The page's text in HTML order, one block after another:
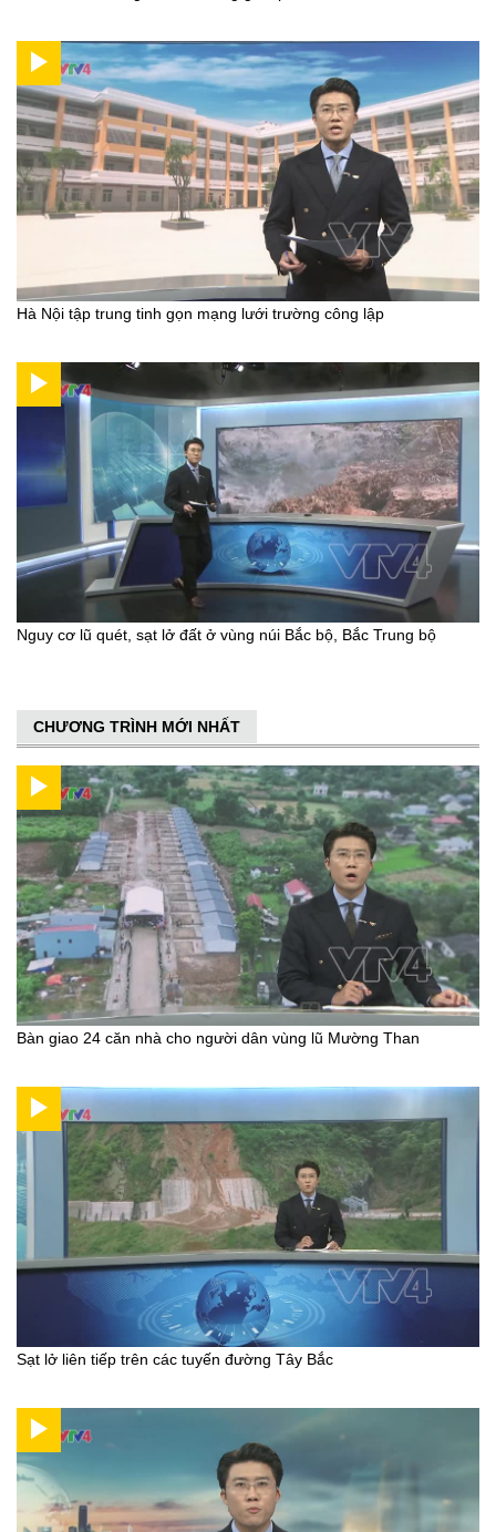
Hà Nội tập trung tinh gọn mạng lưới trường công lập
Nguy cơ lũ quét, sạt lở đất ở vùng núi Bắc bộ, Bắc Trung bộ
CHƯƠNG TRÌNH MỚI NHẤT
Bàn giao 24 căn nhà cho người dân vùng lũ Mường Than
Sạt lở liên tiếp trên các tuyến đường Tây Bắc